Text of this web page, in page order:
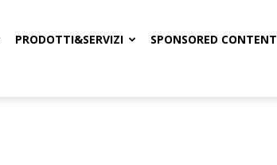
PRODOTTI&SERVIZI SPONSORED CONTENT